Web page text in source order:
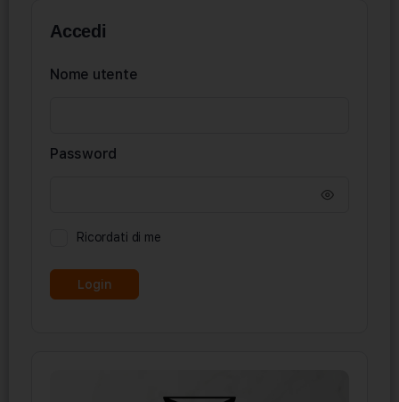
Accedi
Nome utente
Password
Ricordati di me